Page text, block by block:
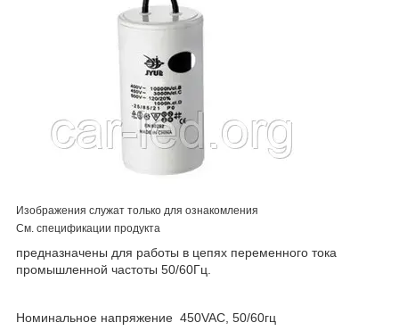
Изображения служат только для ознакомления
См. спецификации продукта
предназначены для работы в цепях переменного тока
промышленной частоты 50/60Гц.
Номинальное напряжение 450VAC, 50/60гц